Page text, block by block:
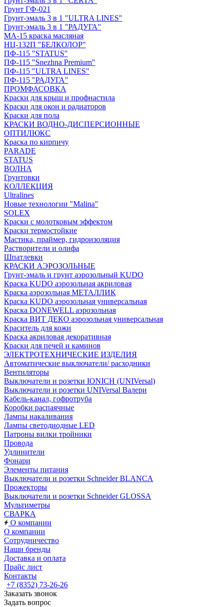
Грунт ГФ-021
Грунт-эмаль 3 в 1 "ULTRA LINES"
Грунт-эмаль 3 в 1 "РАДУГА"
МА-15 краска масляная
НЦ-132П "БЕЛКОЛОР"
ПФ-115 "STATUS"
ПФ-115 "Snezhna Premium"
ПФ-115 "ULTRA LINES"
ПФ-115 "РАДУГА"
ПРОМФАСОВКА
Краски для крыш и профнастила
Краски для окон и радиаторов
Краски для пола
КРАСКИ ВОДНО-ДИСПЕРСИОННЫЕ
ОПТИЛЮКС
Краска по кирпичу
PARADE
STATUS
ВОЛНА
Грунтовки
КОЛЛЕКЦИЯ
Ultralines
Новые технологии "Malina"
SOLEX
Краски с молотковым эффектом
Краски термостойкие
Мастика, праймер, гидроизоляция
Растворители и олифа
Шпатлевки
КРАСКИ АЭРОЗОЛЬНЫЕ
Грунт-эмаль и грунт аэрозольный KUDO
Краска KUDO аэрозольная акриловая
Краска аэрозольная МЕТАЛЛИК
Краска KUDO аэрозольная универсальная
Краска DONEWELL аэрозольная
Краска ВИТ ДЕКО аэрозольная универсальная
Краситель для кожи
Краска акриловая декоративная
Краски для печей и каминов
ЭЛЕКТРОТЕХНИЧЕСКИЕ ИЗДЕЛИЯ
Автоматические выключатели/ расходники
Вентиляторы
Выключатели и розетки IONICH (UNIVersal)
Выключатели и розетки UNIVersal Валери
Кабель-канал, гофротруба
Коробки распаячные
Лампы накаливания
Лампы светодиодные LED
Патроны вилки тройники
Провода
Удлинители
Фонари
Элементы питания
Выключатели и розетки Schneider BLANCA
Прожекторы
Выключатели и розетки Schneider GLOSSA
Мультиметры
СВАРКА
О компании
О компании
Сотрудничество
Наши бренды
Доставка и оплата
Прайс лист
Контакты
+7 (8352) 73-26-26
Заказать звонок
Задать вопрос